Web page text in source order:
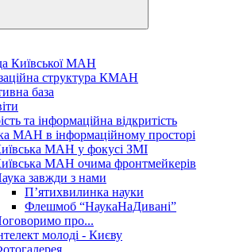
Київської МАН
структура КМАН
база
та інформаційна відкритість
МАН в інформаційному просторі
МАН у фокусі ЗМІ
МАН очима фронтмейкерів
завжди з нами
П’ятихвилинка науки
Флешмоб “НаукаНаДивані”
про...
молоді - Києву